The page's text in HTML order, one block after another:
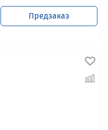
Предзаказ